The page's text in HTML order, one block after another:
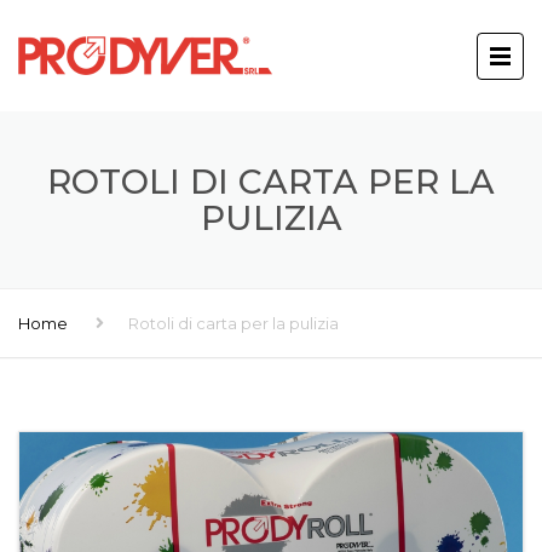
ROTOLI DI CARTA PER LA
PULIZIA
Home Rotoli di carta per la pulizia